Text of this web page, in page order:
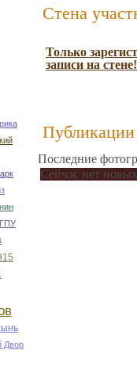
Двор
Стена
Только
записи на стене!
Публикации
Последние
Сейчас нет